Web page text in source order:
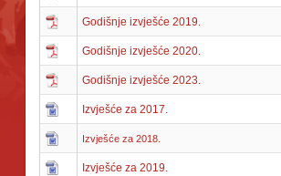
Godišnje izvješće 2019.
Godišnje izvješće 2020.
Godišnje izvješće 2023.
Izvješće za 2017.
Izvješće za 2018.
Izvješće za 2019.